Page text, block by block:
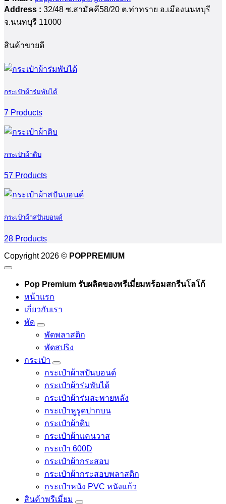
Address : 32/48 ซ.สามัคคี58/20 ต.ท่าทราย อ.เมืองนนทบุรี
จ.นนทบุรี 11000
สินค้าขายดี
กระเป๋าผ้าร่มพับได้
7 Products
กระเป๋าผ้าดิบ
57 Products
กระเป๋าผ้าสปันบอนด์
28 Products
Copyright 2026 © POPPREMIUM
Pop Premium รับผลิตของพรีเมี่ยมพร้อมสกรีนโลโก้
หน้าแรก
เกี่ยวกับเรา
พัด
พัดพลาสติก
พัดสปริง
กระเป๋า
กระเป๋าผ้าสปันบอนด์
กระเป๋าผ้าร่มพับได้
กระเป๋าผ้าร่มสะพายหลัง
กระเป๋าหูรูดปากบน
กระเป๋าผ้าดิบ
กระเป๋าผ้าแคนวาส
กระเป๋า 600D
กระเป๋าผ้ากระสอบ
กระเป๋าผ้ากระสอบพลาสติก
กระเป๋าหนัง PVC หนังแก้ว
สินค้าพรีเมี่ยม